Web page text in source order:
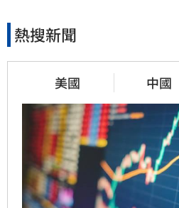
熱搜新聞
美國 中國